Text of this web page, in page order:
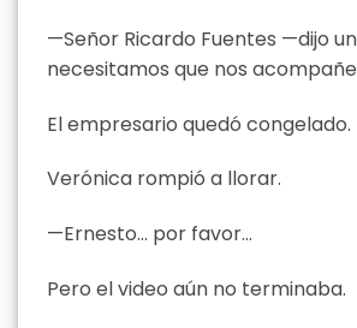
—Señor Ricardo Fuentes —dijo
necesitamos que nos
El empresario quedó congelado.
Verónica rompió a llorar.
—Ernesto… por favor…
Pero el video aún no terminaba.